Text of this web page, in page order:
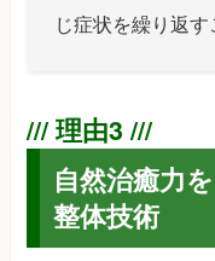
じ症状を繰り返す
自然治癒力
整体技術